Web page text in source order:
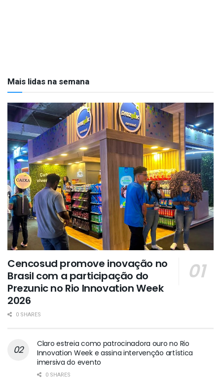
Mais lidas na semana
Cencosud promove inovação no
Brasil com a participação do
Prezunic no Rio Innovation Week
2026
0 SHARES
Claro estreia como patrocinadora ouro no Rio
Innovation Week e assina intervenção artística
imersiva do evento
0 SHARES